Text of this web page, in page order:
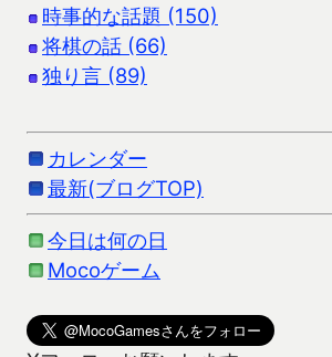
時事的な話題 (150)
将棋の話 (66)
独り言 (89)
カレンダー
最新(ブログTOP)
今日は何の日
Mocoゲーム